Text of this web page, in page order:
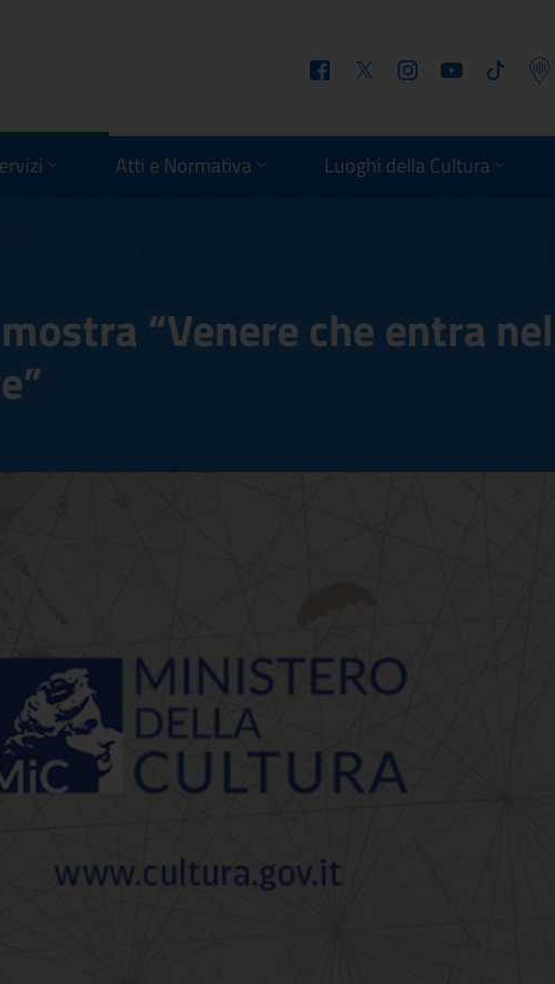
FacebookTwitter InstagramYoutube Tiktok Podcast
Atti e Normativa Luoghi della Cultura
“Venere che entra nel